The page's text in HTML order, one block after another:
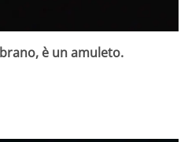
è un amuleto.